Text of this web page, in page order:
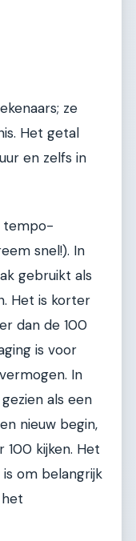
ze
Het getal
en zelfs in
tempo-
snel!). In
gebruikt als
Het is korter
dan de 100
is voor
In
als een
nieuw begin,
100 kijken. Het
om belangrijk